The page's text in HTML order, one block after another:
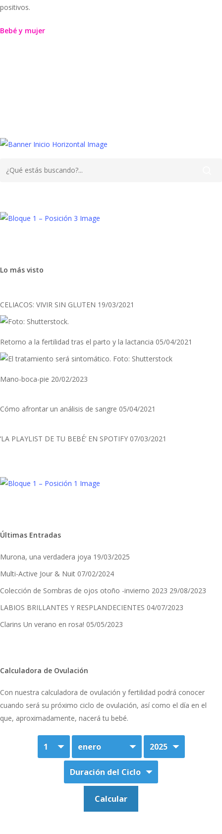
positivos.
Bebé y mujer
Lo más visto
CELIACOS: VIVIR SIN GLUTEN 19/03/2021
Retorno a la fertilidad tras el parto y la lactancia 05/04/2021
Mano-boca-pie 20/02/2023
Cómo afrontar un análisis de sangre 05/04/2021
‘LA PLAYLIST DE TU BEBÉ’ EN SPOTIFY 07/03/2021
Últimas Entradas
Murona, una verdadera joya 19/03/2025
Multi-Active Jour & Nuit 07/02/2024
Colección de Sombras de ojos otoño -invierno 2023 29/08/2023
LABIOS BRILLANTES Y RESPLANDECIENTES 04/07/2023
Clarins Un verano en rosa! 05/05/2023
Calculadora de Ovulación
Con nuestra calculadora de ovulación y fertilidad podrá conocer
cuando será su próximo ciclo de ovulación, así como el día en el
que, aproximadamente, nacerá tu bebé.